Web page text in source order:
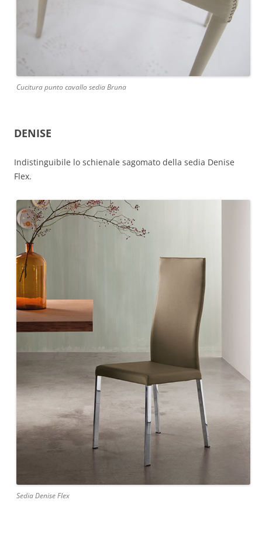
Cucitura punto cavallo sedia Bruna
DENISE
Indistinguibile lo schienale sagomato della sedia Denise
Flex.
Sedia Denise Flex